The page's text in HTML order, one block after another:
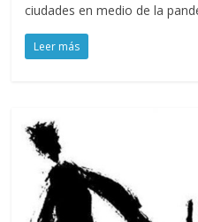
ciudades en medio de la
Leer más